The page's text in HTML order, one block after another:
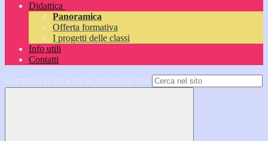
Didattica
Panoramica
Offerta formativa
I progetti delle classi
Info utili
Contatti